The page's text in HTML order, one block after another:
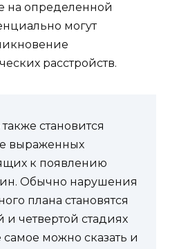
на определенной
могут
расстройств.
становится
выраженных
к появлению
Обычно нарушения
плана становятся
и четвертой стадиях
самое можно сказать и